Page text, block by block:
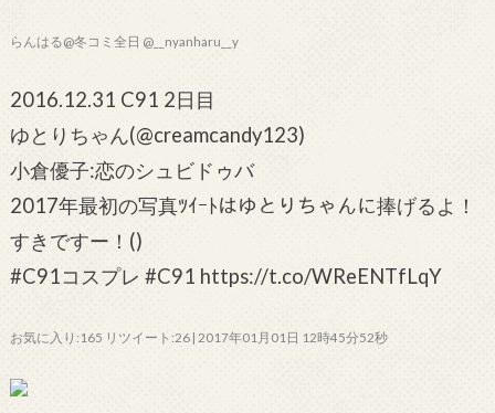
らんはる@冬コミ全日 @__nyanharu__y
2016.12.31 C91 2日目
ゆとりちゃん(@creamcandy123)
小倉優子:恋のシュビドゥバ
2017年最初の写真ﾂｲｰﾄはゆとりちゃんに捧げるよ！
すきですー！()
#C91コスプレ #C91 https://t.co/WReENTfLqY
お気に入り:165 リツイート:26 | 2017年01月01日 12時45分52秒